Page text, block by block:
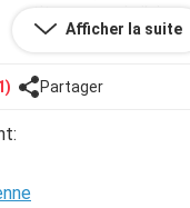
petit peux, mais j'ai
qui me pourrie la vie
Afficher la suite
Partager